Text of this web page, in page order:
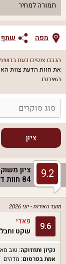
תמורה למחיר
מפה שתף
הנכם צופים כעת
את חוות הדעת צוות
האירוח.
סוג סוקרים
ציון
9.2
ציון
84 חוות
מועד האירוח -יוני 2026
9.6 פאדי
שקט
נקיון ותחזוקה: טוב
אמת בפרסום: מדהים